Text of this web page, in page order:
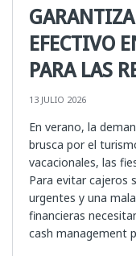
EFECTIVO
PARA LAS
13 JULIO 2026
En verano, la
brusca por el
vacacionales, las
Para evitar cajeros
urgentes y una
financieras
cash management